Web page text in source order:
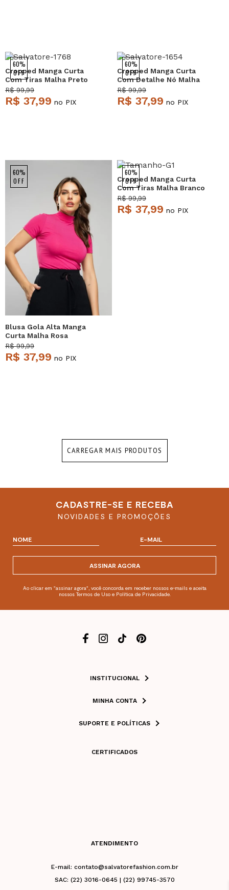
60%
OFF
Cropped Manga Curta
Com Tiras Malha Preto
Salvatore
R$ 99,99
R$ 37,99 no PIX
60%
OFF
Cropped Manga Curta
Com Detalhe Nó Malha
Grafite Salvatore
R$ 99,99
R$ 37,99 no PIX
60%
OFF
Blusa Gola Alta Manga
Curta Malha Rosa
Salvatore
R$ 99,99
R$ 37,99 no PIX
60%
OFF
Cropped Manga Curta
Com Tiras Malha Branco
Salvatore
R$ 99,99
R$ 37,99 no PIX
CARREGAR MAIS PRODUTOS
CADASTRE-SE E RECEBA
NOVIDADES E PROMOÇÕES
ASSINAR AGORA
Ao clicar em "assinar agora", você concorda em receber nossos e-mails e aceita
nossos Termos de Uso e Política de Privacidade.
INSTITUCIONAL
MINHA CONTA
SUPORTE E POLÍTICAS
CERTIFICADOS
ATENDIMENTO
E-mail: contato@salvatorefashion.com.br
SAC: (22) 3016-0645 | (22) 99745-3570